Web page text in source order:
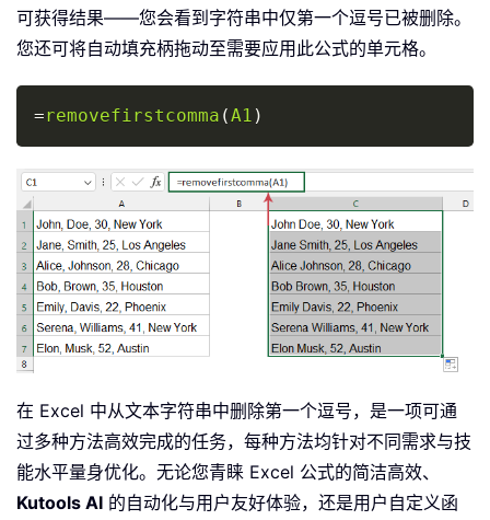
可获得结果——您会看到字符串中仅第一个逗号已被删除。
您还可将自动填充柄拖动至需要应用此公式的单元格。
=removefirstcomma (A1 )
在 Excel 中从文本字符串中删除第一个逗号，是一项可通
过多种方法高效完成的任务，每种方法均针对不同需求与技
能水平量身优化。无论您青睐 Excel 公式的简洁高效、
Kutools AI 的自动化与用户友好体验，还是用户自定义函